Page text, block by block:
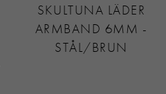
SKULTUNA LÄDER
ARMBAND 6MM -
STÅL/BRUN